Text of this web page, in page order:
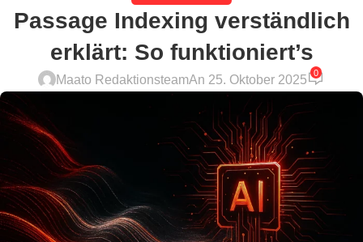
Passage Indexing verständlich
erklärt: So funktioniert’s
Maato RedaktionsteamAn 25. Oktober 2025
0